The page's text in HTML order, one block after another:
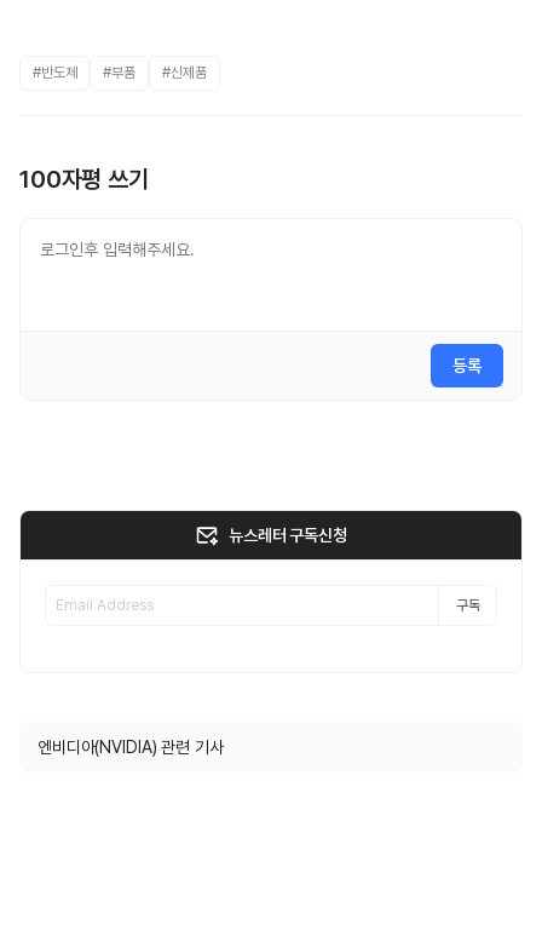
#반도체 #부품 #신제품
100자평 쓰기
등록
뉴스레터 구독신청
구독
엔비디아(NVIDIA) 관련 기사